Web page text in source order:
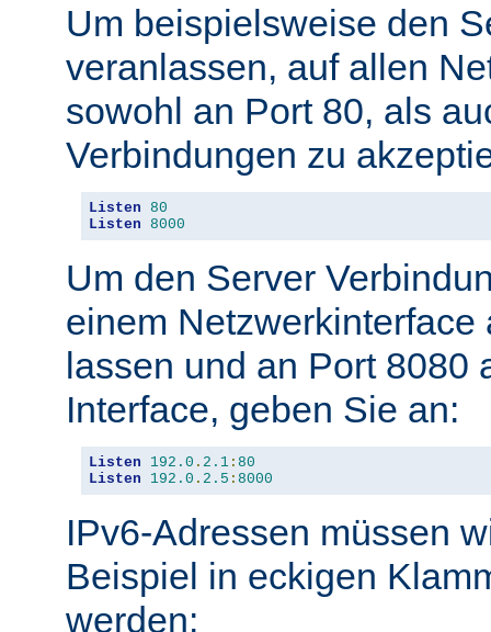
Um beispielsweise den
veranlassen, auf allen
sowohl an Port 80, als
Verbindungen zu
Listen 80
Listen 8000
Um den Server
einem Netzwerkinterface
lassen und an Port 8080
Interface, geben Sie an:
Listen 192.0 . 2.1 : 80
Listen
192.0 . 2.5 : 8000
IPv6-Adressen müssen
Beispiel in eckigen
werden: